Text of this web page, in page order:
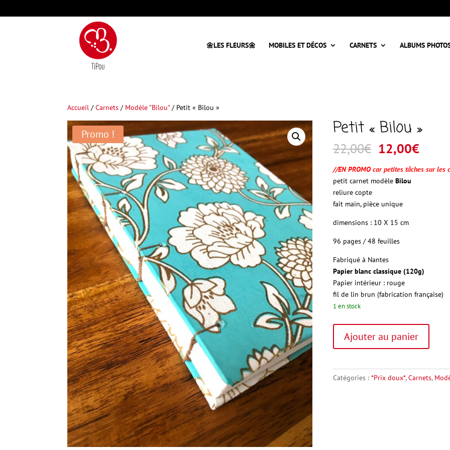
🌼LES FLEURS🌼 MOBILES ET DÉCOS CARNETS ALBUMS
Accueil /Carnets / Modèle "Bilou" / Petit « Bilou »
Promo ! Petit « Bilou »
22,00€ Le
prix
initial
était :
12,00€Le
//EN PROMO car petites tâches sur les
petit carnet modèle Bilou
reliure copte
fait main, pièce unique
dimensions : 10 X 15 cm
96 pages / 48 feuilles
Fabriqué à Nantes
Papierblanc classique (120g)
Papier intérieur : rouge
fil de lin brun (fabrication française)
1 en stock
Petit
Ajouter au panier
r
Catégories : *Prix doux*,Carnets,